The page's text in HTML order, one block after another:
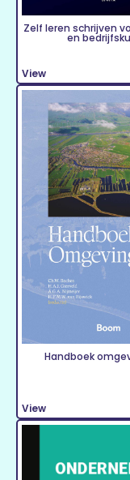
Zelf leren schrijven
en
View
Handboek
View